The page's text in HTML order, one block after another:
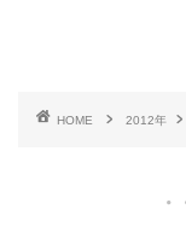
HOME 2012年